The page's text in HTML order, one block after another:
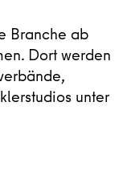
Branche ab
Dort werden
unter